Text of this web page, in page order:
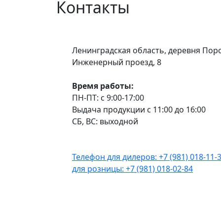
Контакты
Ленинградская область, деревня
Инженерный проезд, 8
Время работы:
ПН-ПТ: с 9:00-17:00
Выдача продукции с 11:00 до 16:00
СБ, ВС: выходной
Телефон для дилеров: +7 (981) 018-11-
для розницы: +7 (981) 018-02-84